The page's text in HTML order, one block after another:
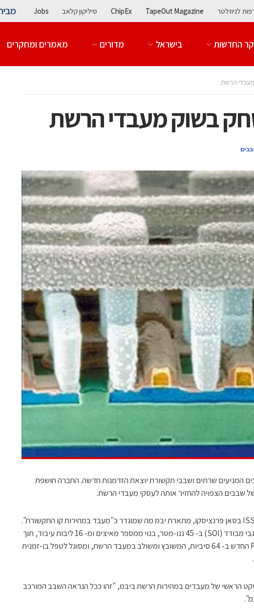
לניוזלטר TapeOut Magazine
ChipEx סיליקון קלאב Jobs
החדשות בישראל מדורים מאמרים ומחקרים
הרשת
בשוק מעבדי הרשת
המניעים שרתים ושבבי תקשורת יוצאת הזדמנות חדשה. החברה חושפת
שבבים הצפויה להחזיר אותה לעסקי מעבדי הרשת.
במאמר מדעי שהוצג בכנס ISSCC בסאן פרנציסקו, מתארת יבמ מה שמוגדר כ"מעבד במהירות קו התקשורת".
השבב בטכנולוגיית סיליקון על גבי מבודד (SOI) ב- 45 ננו-מטר, בנוי ממספר מאיצים ומ- 16 ליבות עיבוד, תוך
התבססות על מעבד PowerPC החדש ב- 64 סיביות, המשובץ ומשולב במעבד הרשת, ומסוגל לטפל בו-זמנית
הראשי של מעבדים במהירות הרשת ביבמ, "זהו ככל הנראה השבב המורכב